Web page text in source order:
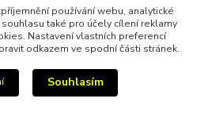
produkty (22)
z 2další
používání webu, analytické
také pro účely cílení reklamy
Nastavení vlastních preferencí
odkazem ve spodní části stránek.
Souhlasím